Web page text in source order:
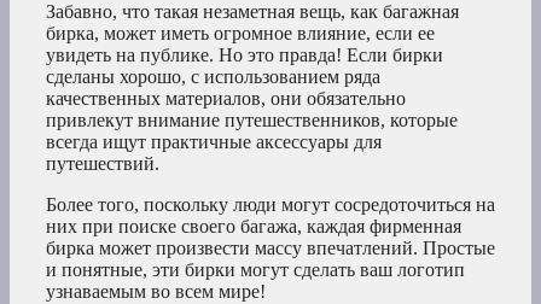
Забавно, что такая незаметная вещь, как багажная
бирка, может иметь огромное влияние, если ее
увидеть на публике. Но это правда! Если бирки
сделаны хорошо, с использованием ряда
качественных материалов, они обязательно
привлекут внимание путешественников, которые
всегда ищут практичные аксессуары для
путешествий.
Более того, поскольку люди могут сосредоточиться на
них при поиске своего багажа, каждая фирменная
бирка может произвести массу впечатлений. Простые
и понятные, эти бирки могут сделать ваш логотип
узнаваемым во всем мире!